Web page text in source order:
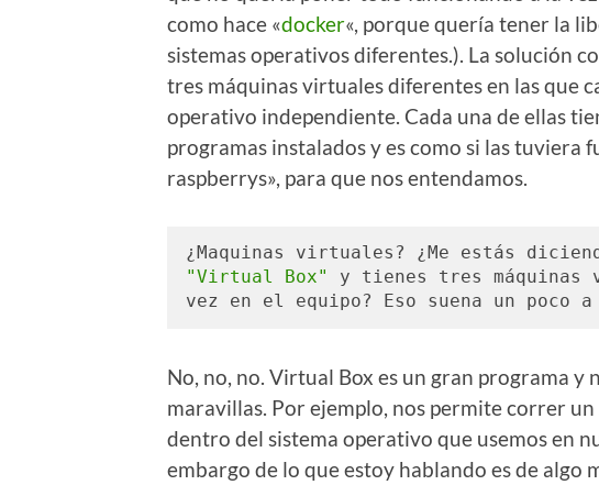
como hace «docker«, porque quería tener la
sistemas operativos diferentes.). La solución
tres máquinas virtuales diferentes en las que
operativo independiente. Cada una de ellas
programas instalados y es como si las tuviera
raspberrys», para que nos entendamos.
"Virtual Box"
y tienes tres
vez en el equipo? Eso suena un poco
No, no, no. Virtual Box es un gran programa y
maravillas. Por ejemplo, nos permite correr
dentro del sistema operativo que usemos en
embargo de lo que estoy hablando es de algo